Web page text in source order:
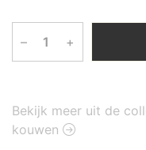
– +
Bekijk meer uit de
kouwen